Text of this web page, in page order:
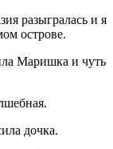
разыгралась и я
острове.
Маришка и чуть
дочка.